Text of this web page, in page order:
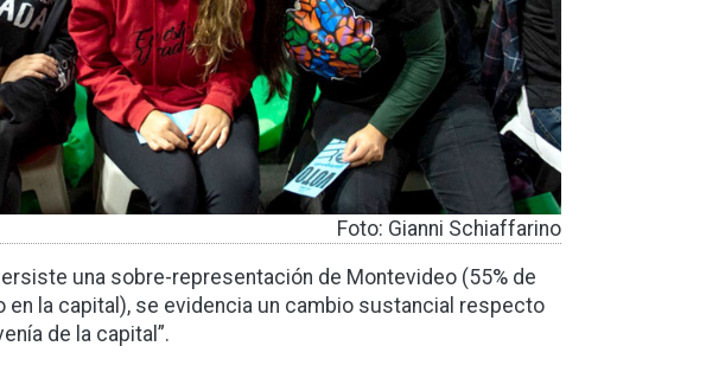
Foto: Gianni Schiaffarino
una sobre-representación de Montevideo (55% de
en la capital), se evidencia un cambio sustancial respecto
de la capital”.